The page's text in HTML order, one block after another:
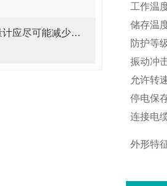
安装横河电磁流量计应尽可能减少弯管对测量准确性的影响
工作温
储存温
防护等
振动冲
允许转
停电保
连接电
外形特